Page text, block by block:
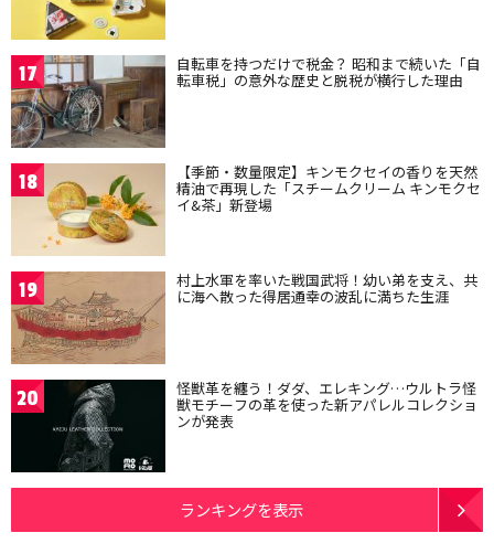
17 自転車を持つだけで税金？ 昭和まで続いた「自
転車税」の意外な歴史と脱税が横行した理由
18 【季節・数量限定】キンモクセイの香りを天然
精油で再現した「スチームクリーム キンモクセ
イ&茶」新登場
19 村上水軍を率いた戦国武将！幼い弟を支え、共
に海へ散った得居通幸の波乱に満ちた生涯
20 怪獣革を纏う！ダダ、エレキング…ウルトラ怪
獣モチーフの革を使った新アパレルコレクショ
ンが発表
ランキングを表示